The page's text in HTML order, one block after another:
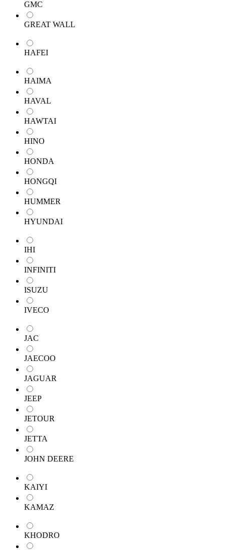
GMC
GREAT WALL
HAFEI
HAIMA
HAVAL
HAWTAI
HINO
HONDA
HONGQI
HUMMER
HYUNDAI
IHI
INFINITI
ISUZU
IVECO
JAC
JAECOO
JAGUAR
JEEP
JETOUR
JETTA
JOHN DEERE
KAIYI
KAMAZ
KHODRO